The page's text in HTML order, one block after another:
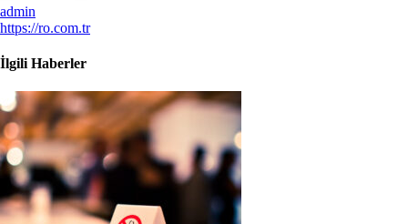
admin
https://ro.com.tr
İlgili Haberler